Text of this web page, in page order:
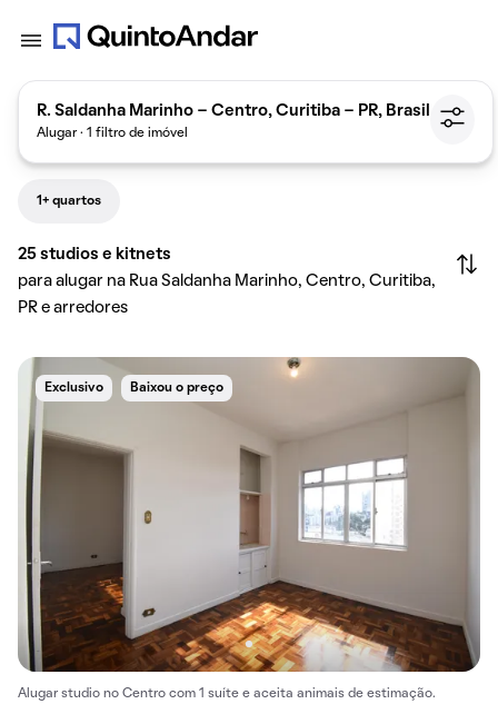
R. Saldanha Marinho - Centro, Curitiba - PR, Brasil
Alugar · 1 filtro de imóvel
1+ quartos
25 studios e kitnets
para alugar na Rua Saldanha Marinho, Centro, Curitiba,
PR e arredores
Exclusivo Baixou o preço
Alugar studio no Centro com 1 suíte e aceita animais de estimação.